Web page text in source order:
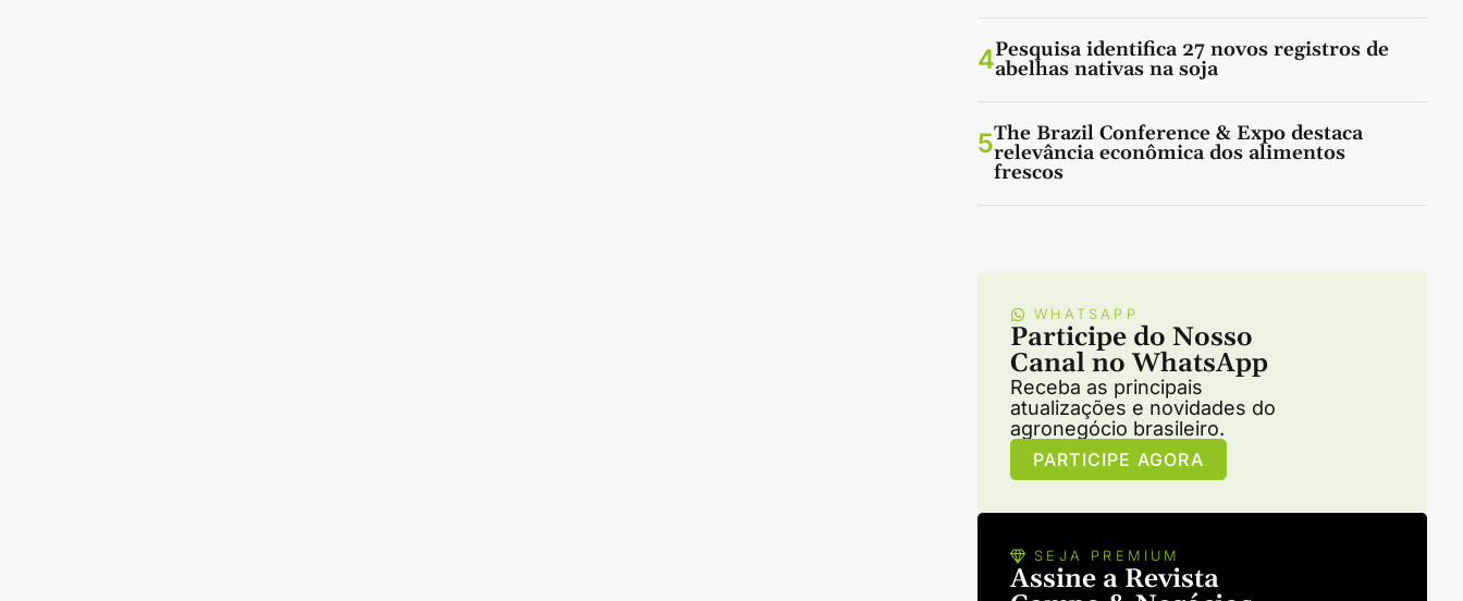
4Pesquisa identifica 27 novos registros de
abelhas nativas na soja
5The Brazil Conference & Expo destaca
relevância econômica dos alimentos
frescos
WHATSAPP
Participe do Nosso
Canal no WhatsApp
Receba as principais
atualizações e novidades do
agronegócio brasileiro.
PARTICIPE AGORA
SEJA PREMIUM
Assine a Revista